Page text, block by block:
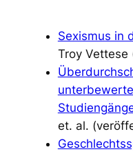
Sexismus in
Troy Vettese
et. al.